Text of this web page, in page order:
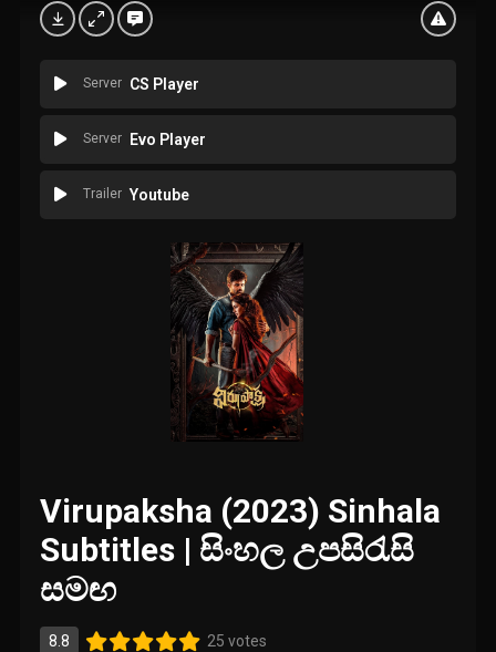
Server CS Player
Server Evo Player
Trailer Youtube
Virupaksha (2023) Sinhala
Subtitles | සිංහල උපසිරැසි
සමඟ
8.8 25 votes